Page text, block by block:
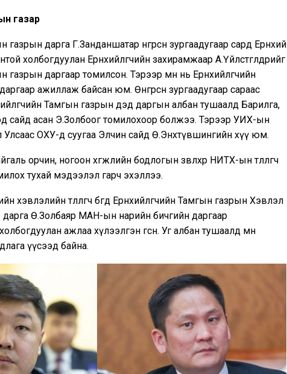
газар
газрын дарга Г.Занданшатар өнгөрсөн зургаадугаар сард Ерөнхий
холбогдуулан Ерөнхийлөгчийн захирамжаар А.Үйлстөгөлдөрийг
газрын даргаар томилсон. Тэрээр өмнө нь Ерөнхийлөгчийн
ажиллаж байсан юм. Өнгөрсөн зургаадугаар сараас
Тамгын газрын дэд даргын албан тушаалд Барилга,
сайд асан Э.Золбоог томилохоор болжээ. Тэрээр УИХ-ын
Улсаас ОХУ-д суугаа Элчин сайд Ө.Энхтүвшингийн хүү юм.
орчин, ногоон хөгжлийн бодлогын зөвлөхөөр НИТХ-ын төлөөлөгч
тухай мэдээлэл гарч эхэллээ.
хэвлэлийн төлөөлөгч бөгөөд Ерөнхийлөгчийн Тамгын газрын Хэвлэл
Ө.Золбаяр МАН-ын нарийн бичгийн даргаар
ажлаа хүлээлгэн өгсөн. Уг албан тушаалд мөн
үүсээд байна.